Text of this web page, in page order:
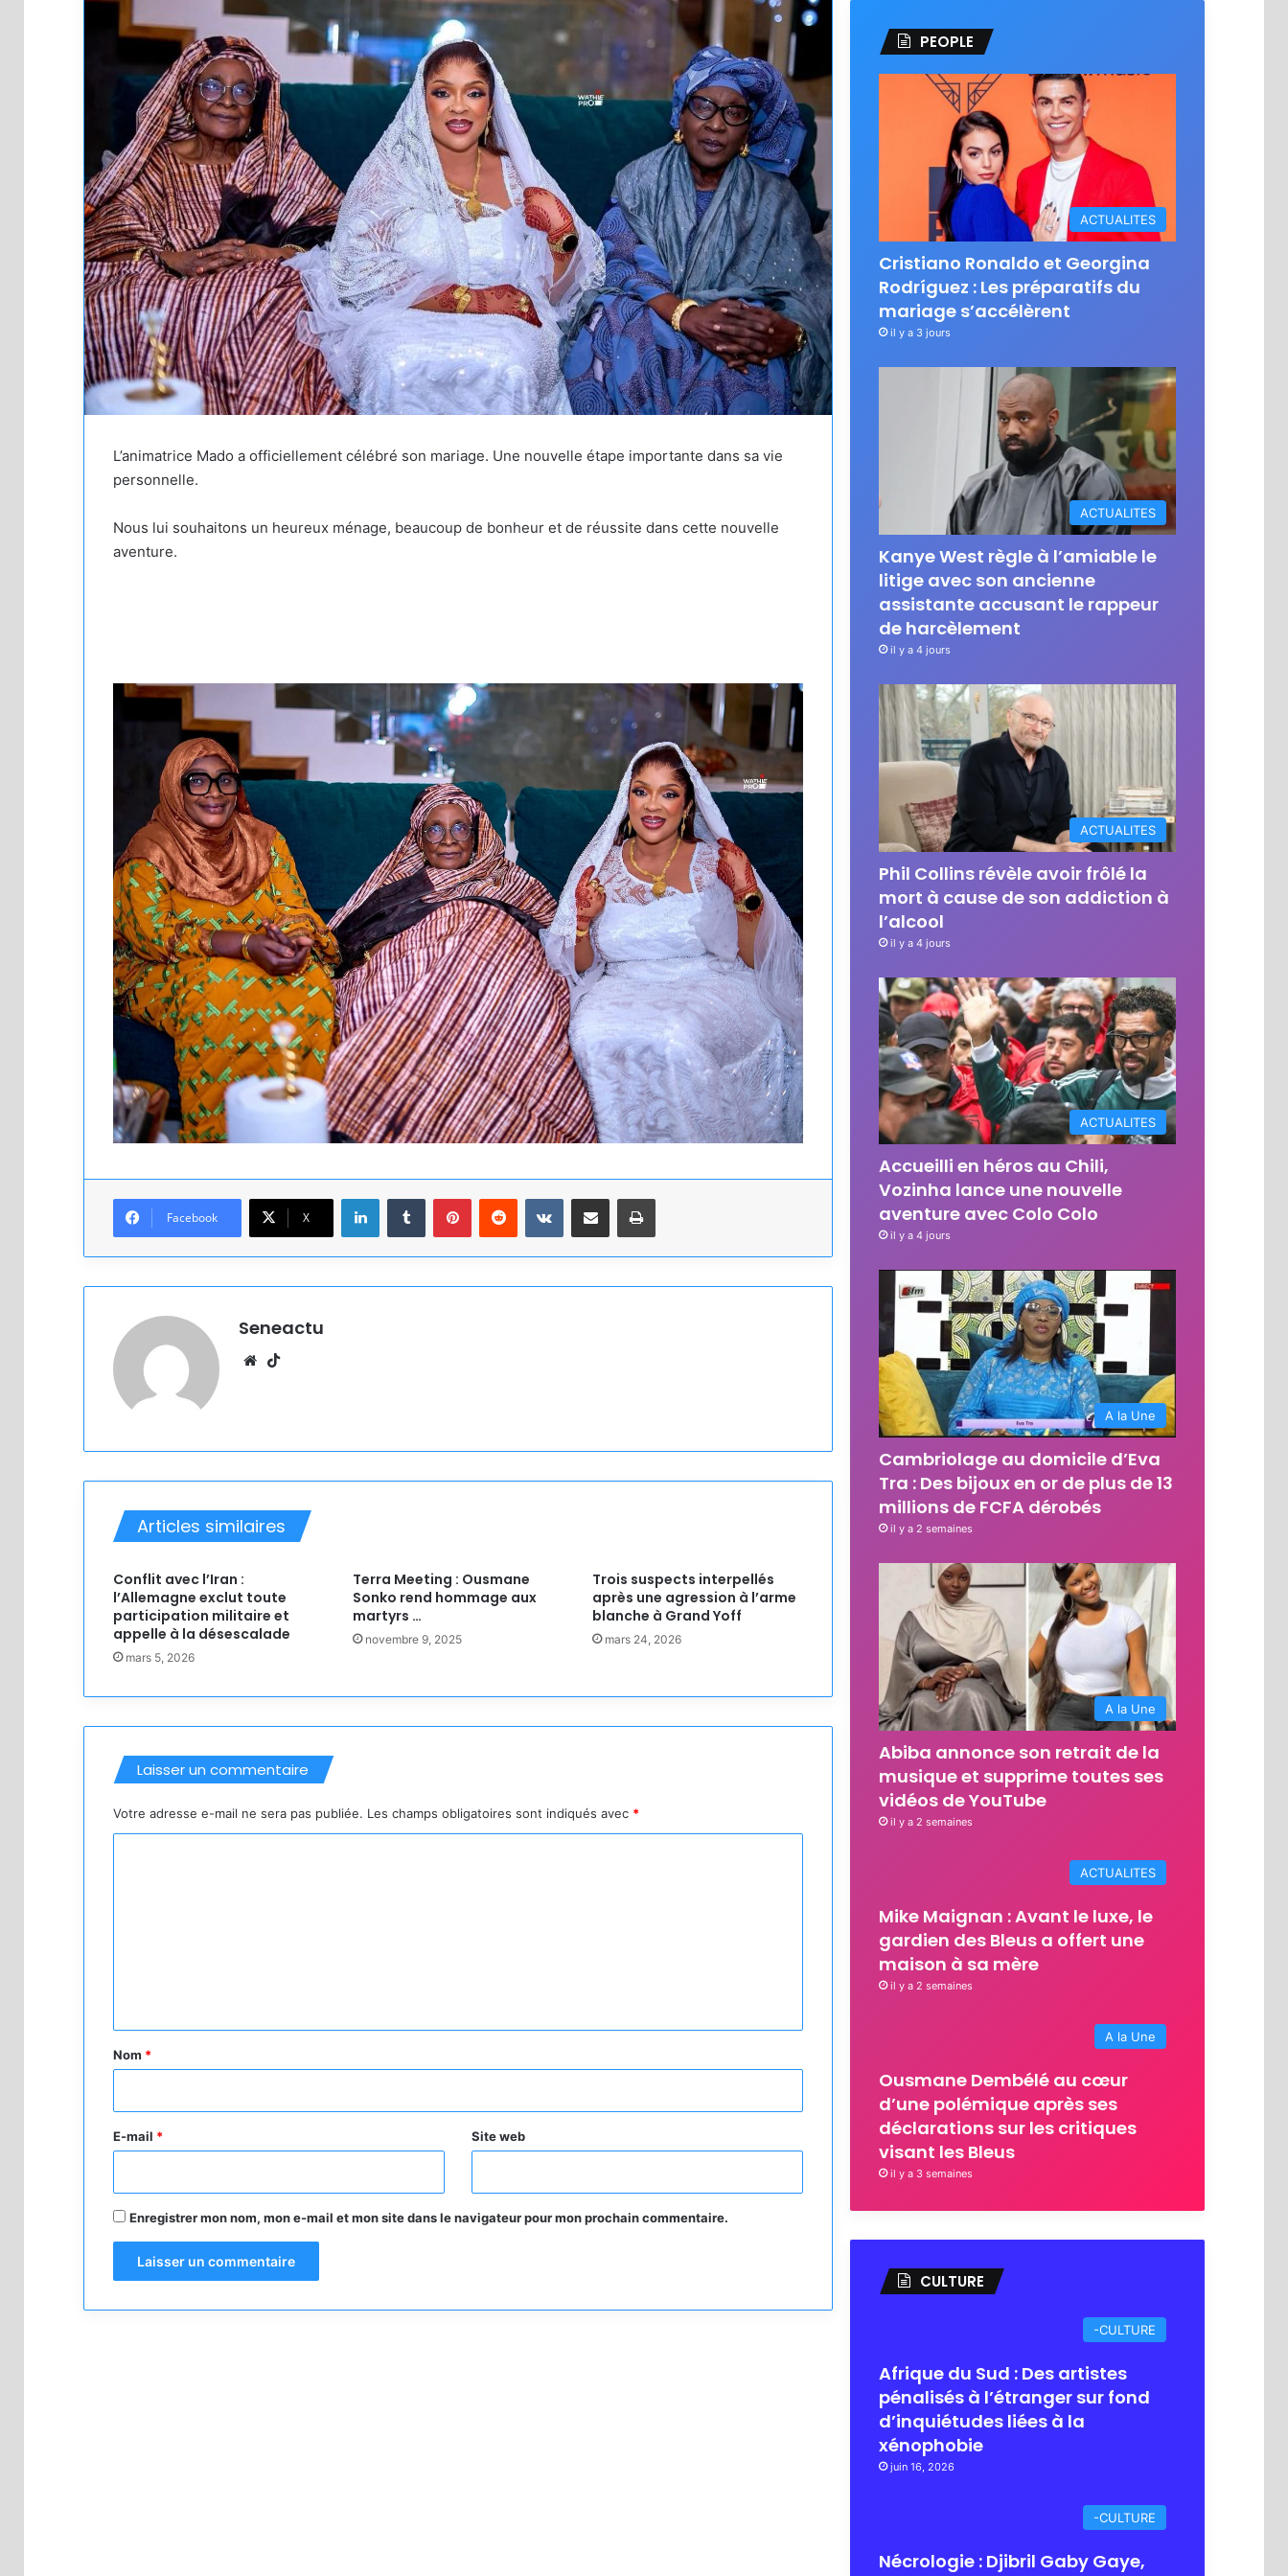
L’animatrice Mado a officiellement célébré son mariage. Une nouvelle étape importante dans sa vie
personnelle.
Nous lui souhaitons un heureux ménage, beaucoup de bonheur et de réussite dans cette nouvelle
aventure.
Facebook X
LinkedinTumblr PinterestReddit VKontaktePartager par email Imprimer
Seneactu
Website
Articles similaires
Conflit avec l’Iran :
l’Allemagne exclut toute
participation militaire et
appelle à la désescalade
mars 5, 2026
Terra Meeting : Ousmane
Sonko rend hommage aux
martyrs …
novembre 9, 2025
Trois suspects interpellés
après une agression à l’arme
blanche à Grand Yoff
mars 24, 2026
Laisser un commentaire
Votre adresse e-mail ne sera pas publiée. Les champs obligatoires sont indiqués avec *
a
r
e
Nom *
E-mail * Site web
Enregistrer mon nom, mon e-mail et mon site dans le navigateur pour mon prochain commentaire.
PEOPLE
ACTUALITES
Cristiano Ronaldo et Georgina
Rodríguez : Les préparatifs du
mariage s’accélèrent
il y a 3 jours
ACTUALITES
Kanye West règle à l’amiable le
litige avec son ancienne
assistante accusant le rappeur
de harcèlement
il y a 4 jours
ACTUALITES
Phil Collins révèle avoir frôlé la
mort à cause de son addiction à
l’alcool
il y a 4 jours
ACTUALITES
Accueilli en héros au Chili,
Vozinha lance une nouvelle
aventure avec Colo Colo
il y a 4 jours
A la Une
Cambriolage au domicile d’Eva
Tra : Des bijoux en or de plus de 13
millions de FCFA dérobés
il y a 2 semaines
A la Une
Abiba annonce son retrait de la
musique et supprime toutes ses
vidéos de YouTube
il y a 2 semaines
ACTUALITES
Mike Maignan : Avant le luxe, le
gardien des Bleus a offert une
maison à sa mère
il y a 2 semaines
A la Une
Ousmane Dembélé au cœur
d’une polémique après ses
déclarations sur les critiques
visant les Bleus
il y a 3 semaines
CULTURE
-CULTURE
Afrique du Sud : Des artistes
pénalisés à l’étranger sur fond
d’inquiétudes liées à la
xénophobie
juin 16, 2026
-CULTURE
Nécrologie : Djibril Gaby Gaye,